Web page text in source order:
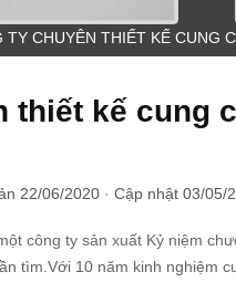
TY CHUYÊN THIẾT KẾ CUNG
thiết kế cung
22/06/2020 · Cập nhật 03/05/
công ty sản xuất Kỷ niệm
tìm.Với 10 năm kinh nghiệm